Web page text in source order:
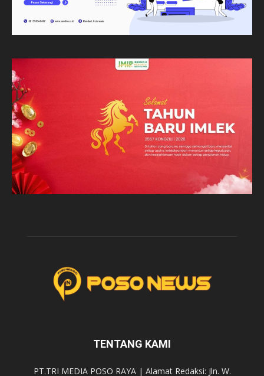
TENTANG KAMI
PT.TRI MEDIA POSO RAYA | Alamat Redaksi: Jln. W.